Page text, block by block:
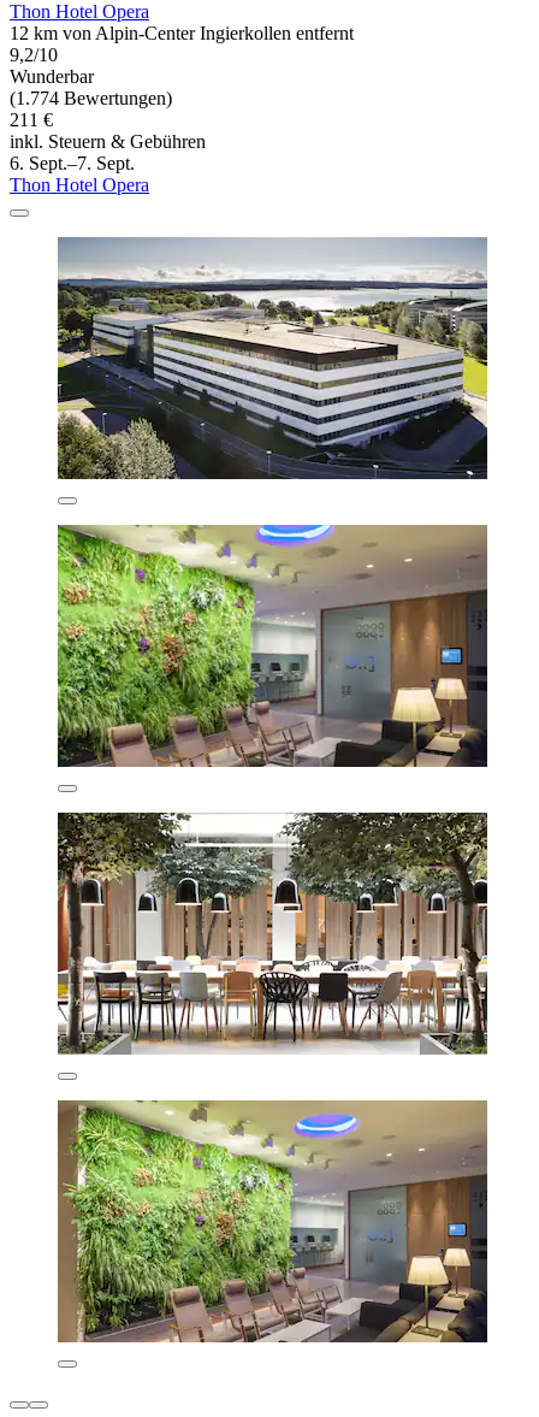
Thon Hotel Opera
12 km von Alpin-Center Ingierkollen entfernt
9,2/10
Wunderbar
(1.774 Bewertungen)
211 €
inkl. Steuern & Gebühren
6. Sept.–7. Sept.
Thon Hotel Opera